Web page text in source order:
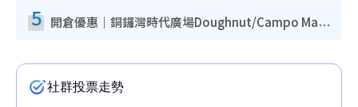
5 開倉優惠｜銅鑼灣時代廣場Doughnut/Campo Marzio開倉低至1折！背囊、書包、手袋劈價$200起